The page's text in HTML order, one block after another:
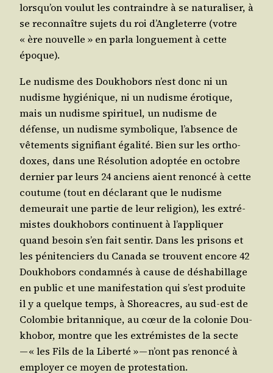
lors­qu’on vou­lut les contraindre à se natu­ra­li­ser, à
se recon­naître sujets du roi d’An­gle­terre (votre
« ère nou­velle » en par­la lon­gue­ment à cette
époque).
Le nudisme des Dou­kho­bors n’est donc ni un
nudisme hygié­nique, ni un nudisme éro­tique,
mais un nudisme spi­ri­tuel, un nudisme de
défense, un nudisme sym­bo­lique, l’ab­sence de
vête­ments signi­fiant éga­li­té. Bien sur les ortho­
doxes, dans une Réso­lu­tion adop­tée en octobre
der­nier par leurs 24 anciens aient renon­cé à cette
cou­tume (tout en décla­rant que le nudisme
demeu­rait une par­tie de leur reli­gion), les extré­
mistes dou­kho­bors conti­nuent à l’ap­pli­quer
quand besoin s’en fait sen­tir. Dans les pri­sons et
les péni­ten­ciers du Cana­da se trouvent encore 42
Dou­kho­bors condam­nés à cause de désha­billage
en public et une mani­fes­ta­tion qui s’est pro­duite
il y a quelque temps, à Sho­reacres, au sud-est de
Colom­bie bri­tan­nique, au cœur de la colo­nie Dou­
kho­bor, montre que les extré­mistes de la secte
— « les Fils de la Liber­té » — n’ont pas renon­cé à
employer ce moyen de protestation.